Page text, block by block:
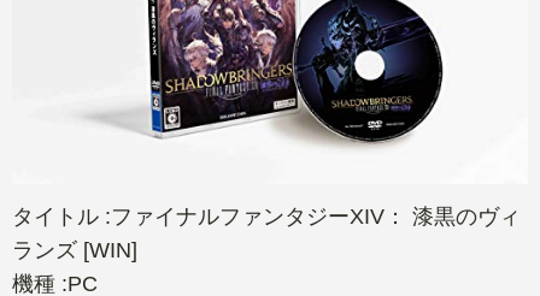
タイトル :ファイナルファンタジーXIV： 漆黒のヴィ
ランズ [WIN]
機種 :PC